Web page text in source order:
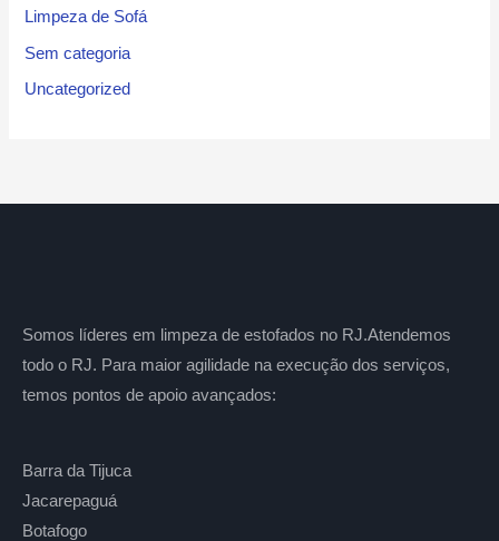
Limpeza de Sofá
Sem categoria
Uncategorized
Somos líderes em limpeza de estofados no RJ.Atendemos
todo o RJ. Para maior agilidade na execução dos serviços,
temos pontos de apoio avançados:
Barra da Tijuca
Jacarepaguá
Botafogo